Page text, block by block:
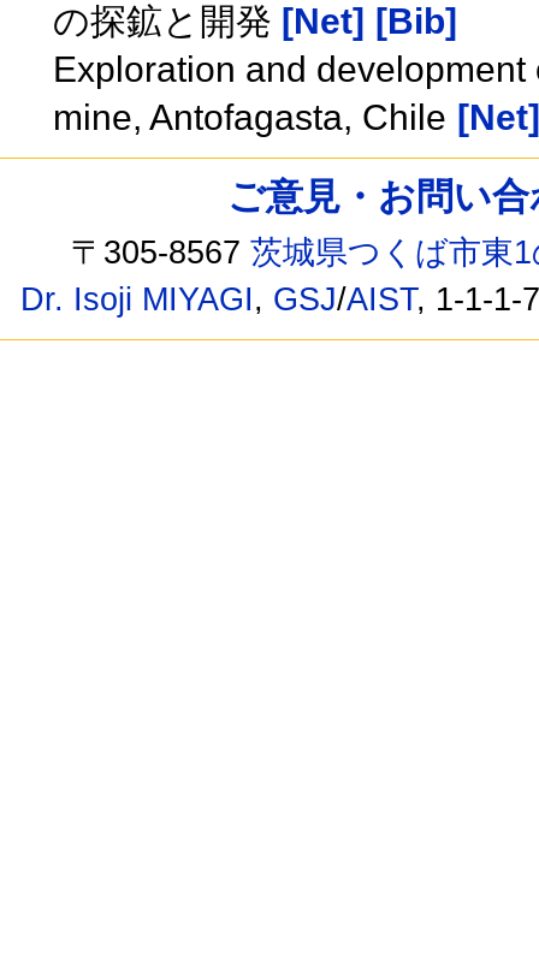
の探鉱と開発 [Net] [Bib]
Exploration and
mine, Antofagasta, Chile [Net]
ご意見・お問い
〒305-8567茨城県つくば市東
Dr. Isoji MIYAGI, GSJ/AIST, 1-1-1-